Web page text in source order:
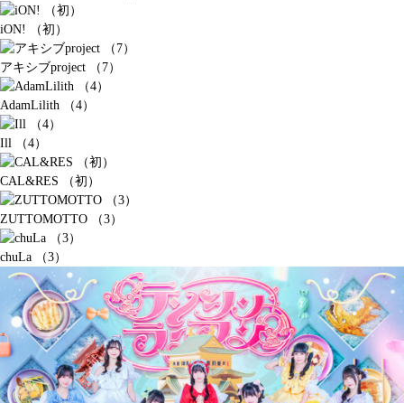
iON! （初）
アキシブproject （7）
AdamLilith （4）
Ill （4）
CAL&RES （初）
ZUTTOMOTTO （3）
chuLa （3）